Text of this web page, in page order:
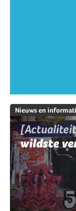
Nieuws en
wildste